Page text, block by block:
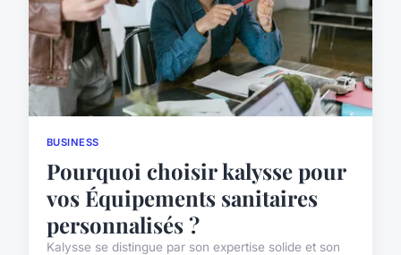
BUSINESS
Pourquoi choisir kalysse pour
vos Équipements sanitaires
personnalisés ?
Kalysse se distingue par son expertise solide et son